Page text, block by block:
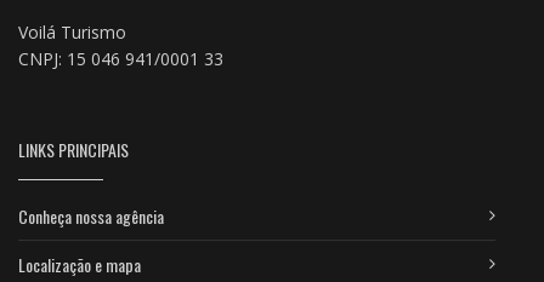
Voilá Turismo
CNPJ: 15 046 941/0001 33
LINKS PRINCIPAIS
Conheça nossa agência
Localização e mapa